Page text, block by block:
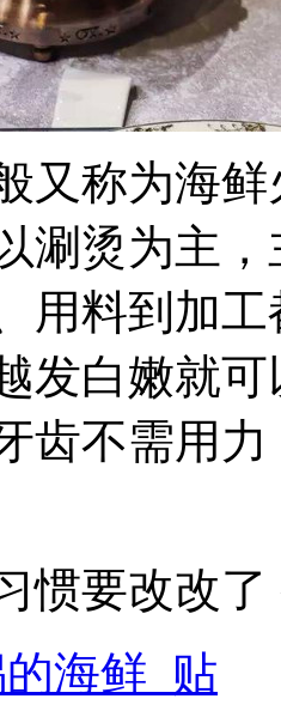
又称为海
涮烫为主
用料到加
发白嫩就
齿不需用
惯要改改